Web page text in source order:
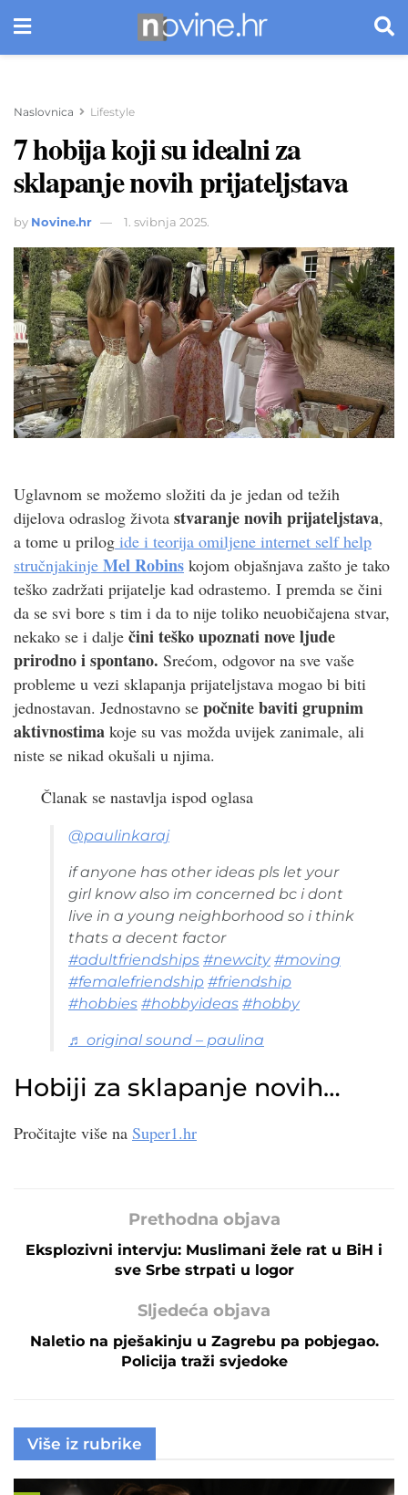
Naslovnica Lifestyle
7 hobija koji su idealni za
sklapanje novih prijateljstava
by Novine.hr 1. svibnja 2025.
Uglavnom se možemo složiti da je jedan od težih
dijelova odraslog života stvaranje novih prijateljstava,
a tome u prilog ide i teorija omiljene internet self help
stručnjakinje Mel Robins kojom objašnjava zašto je tako
teško zadržati prijatelje kad odrastemo. I premda se čini
da se svi bore s tim i da to nije toliko neuobičajena stvar,
nekako se i dalje čini teško upoznati nove ljude
prirodno i spontano. Srećom, odgovor na sve vaše
probleme u vezi sklapanja prijateljstava mogao bi biti
jednostavan. Jednostavno se počnite baviti grupnim
aktivnostima koje su vas možda uvijek zanimale, ali
niste se nikad okušali u njima.
Članak se nastavlja ispod oglasa
@paulinkaraj
if anyone has other ideas pls let your
girl know also im concerned bc i dont
live in a young neighborhood so i think
thats a decent factor
#adultfriendships #newcity #moving
#femalefriendship #friendship
#hobbies #hobbyideas #hobby
♬ original sound – paulina
Hobiji za sklapanje novih…
Pročitajte više na Super1.hr
Prethodna objava
Eksplozivni intervju: Muslimani žele rat u BiH i
sve Srbe strpati u logor
Sljedeća objava
Naletio na pješakinju u Zagrebu pa pobjegao.
Policija traži svjedoke
Više iz rubrike